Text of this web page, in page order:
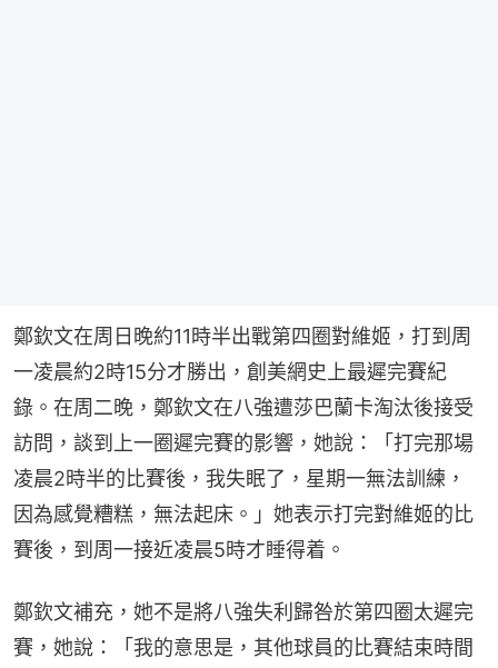
鄭欽文在周日晚約11時半出戰第四圈對維姬，打到周
一凌晨約2時15分才勝出，創美網史上最遲完賽紀
錄。在周二晚，鄭欽文在八強遭莎巴蘭卡淘汰後接受
訪問，談到上一圈遲完賽的影響，她說：「打完那場
凌晨2時半的比賽後，我失眠了，星期一無法訓練，
因為感覺糟糕，無法起床。」她表示打完對維姬的比
賽後，到周一接近凌晨5時才睡得着。
鄭欽文補充，她不是將八強失利歸咎於第四圈太遲完
賽，她說：「我的意思是，其他球員的比賽結束時間